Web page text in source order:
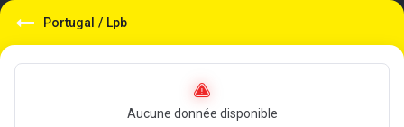
Portugal / Lpb
Aucune donnée disponible